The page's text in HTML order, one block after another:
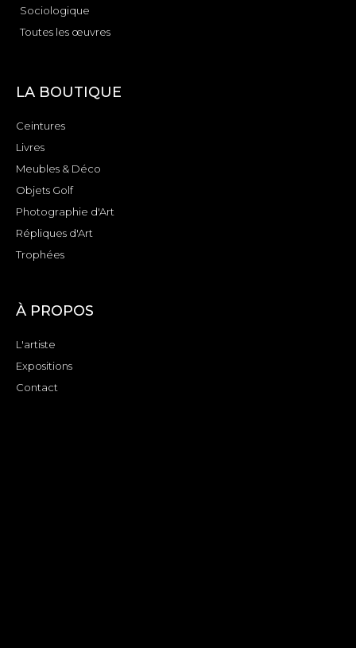
Sociologique
Toutes les œuvres
LA BOUTIQUE
Ceintures
Livres
Meubles & Déco
Objets Golf
Photographie d'Art
Répliques d'Art
Trophées
À PROPOS
L'artiste
Expositions
Contact